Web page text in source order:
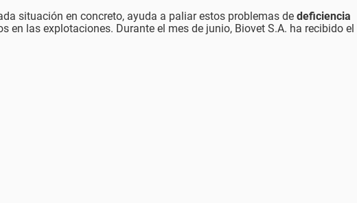
situación en concreto, ayuda a paliar estos problemas de deficiencia
en las explotaciones. Durante el mes de junio, Biovet S.A. ha recibido el